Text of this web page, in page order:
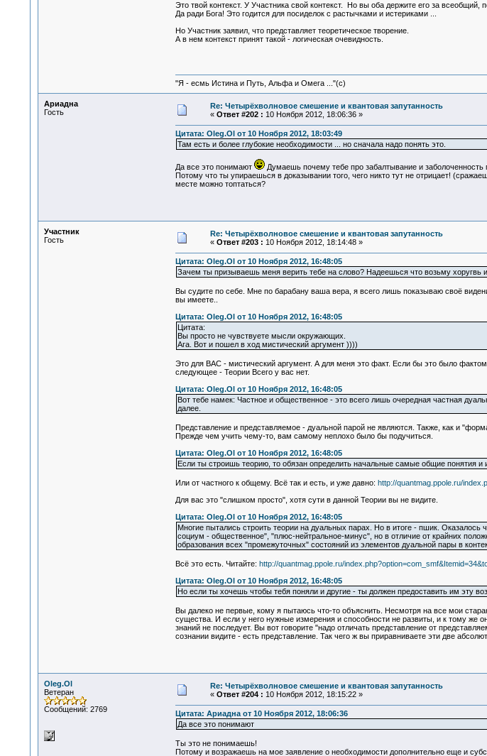
Это твой контекст. У Участника свой контекст. Но вы оба держите его за всеобщий,
Да ради Бога! Это годится для посиделок с растычками и истериками ...
Но Участник заявил, что представляет теоретическое творение.
А в нем контекст принят такой - логическая очевидность.
"Я - есмь Истина и Путь, Альфа и Омега ..."(с)
Ариадна
Гость
Re: Четырёхволновое смешение и квантовая запутанность
« Ответ #202 : 10 Ноября 2012, 18:06:36 »
Цитата: Oleg.Ol от 10 Ноября 2012, 18:03:49
Там есть и более глубокие необходимости ... но сначала надо понять это.
Да все это понимают
Думаешь почему тебе про забалтывание и заболоченность
Потому что ты упираешься в доказывании того, чего никто тут не отрицает!
месте можно топтаться?
Участник
Гость
Re: Четырёхволновое смешение и квантовая запутанность
« Ответ #203 : 10 Ноября 2012, 18:14:48 »
Цитата: Oleg.Ol от 10 Ноября 2012, 16:48:05
Зачем ты призываешь меня верить тебе на слово? Надеешься что возьму хоругвь
Вы судите по себе. Мне по барабану ваша вера, я всего лишь показываю своё
вы имеете..
Цитата: Oleg.Ol от 10 Ноября 2012, 16:48:05
Цитата:
Вы просто не чувствуете мысли окружающих.
Ага. Вот и пошел в ход мистический аргумент ))))
Это для ВАС - мистический аргумент. А для меня это факт. Если бы это было
следующее - Теории Всего у вас нет.
Цитата: Oleg.Ol от 10 Ноября 2012, 16:48:05
Вот тебе намек: Частное и общественное - это всего лишь очередная частная
далее.
Представление и представляемое - дуальной парой не являются. Также, как и
Прежде чем учить чему-то, вам самому неплохо было бы подучиться.
Цитата: Oleg.Ol от 10 Ноября 2012, 16:48:05
Если ты строишь теорию, то обязан определить начальные самые общие понятия и
Или от частного к общему. Всё так и есть, и уже давно: http://quantmag.ppole.ru/
Для вас это "слишком просто", хотя сути в данной Теории вы не видите.
Цитата: Oleg.Ol от 10 Ноября 2012, 16:48:05
Многие пытались строить теории на дуальных парах. Но в итоге - пшик.
социум - общественное", "плюс-нейтральное-минус", но в отличие от крайних
образования всех "промежуточных" состояний из элементов дуальной пары в
Всё это есть. Читайте: http://quantmag.ppole.ru/
Цитата: Oleg.Ol от 10 Ноября 2012, 16:48:05
Но если ты хочешь чтобы тебя поняли и другие - ты должен предоставить им эту
Вы далеко не первые, кому я пытаюсь что-то объяснить. Несмотря на все мои
существа. И если у него нужные измерения и способности не развиты, и к тому же
знаний не последует. Вы вот говорите "надо отличать представление от
сознании видите - есть представление. Так чего ж вы приравниваете эти две
Oleg.Ol
Ветеран
Сообщений: 2769
Re: Четырёхволновое смешение и квантовая запутанность
« Ответ #204 : 10 Ноября 2012, 18:15:22 »
Цитата: Ариадна от 10 Ноября 2012, 18:06:36
Да все это понимают
Ты это не понимаешь!
Потому и возражаешь на мое заявление о необходимости дополнительно еще и